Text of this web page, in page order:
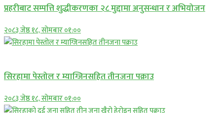
प्रहरीबाट सम्पत्ति शुद्धीकरणका २८ मुद्दामा अनुसन्धान र अभियोजन
२०८३ जेष्ठ १८, सोमबार ०१:००
सिरहामा पेस्तोल र म्याग्जिनसहित तीनजना पक्राउ
२०८३ जेष्ठ १८, सोमबार ०१:००